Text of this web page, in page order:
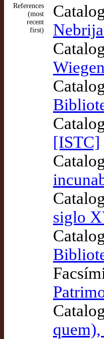
References
(most
recent
first)
[ISTC]
siglo